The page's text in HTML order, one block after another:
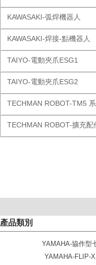
KAWASAKI-弧焊機器人
KAWASAKI-焊接-點機器人
TAIYO-電動夾爪ESG1
TAIYO-電動夾爪ESG2
TECHMAN ROBOT-TM5 系
TECHMAN ROBOT-擴充配
產品類別
YAMAHA-協作型
YAMAHA-FLIP-